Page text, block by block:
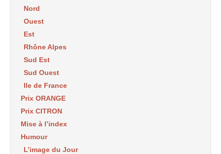
Nord
Ouest
Est
Rhône Alpes
Sud Est
Sud Ouest
Ile de France
Prix ORANGE
Prix CITRON
Mise à l’index
Humour
L’image du Jour